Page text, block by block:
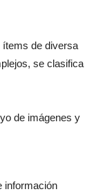
ítems de diversa
se clasifica
de imágenes y
información